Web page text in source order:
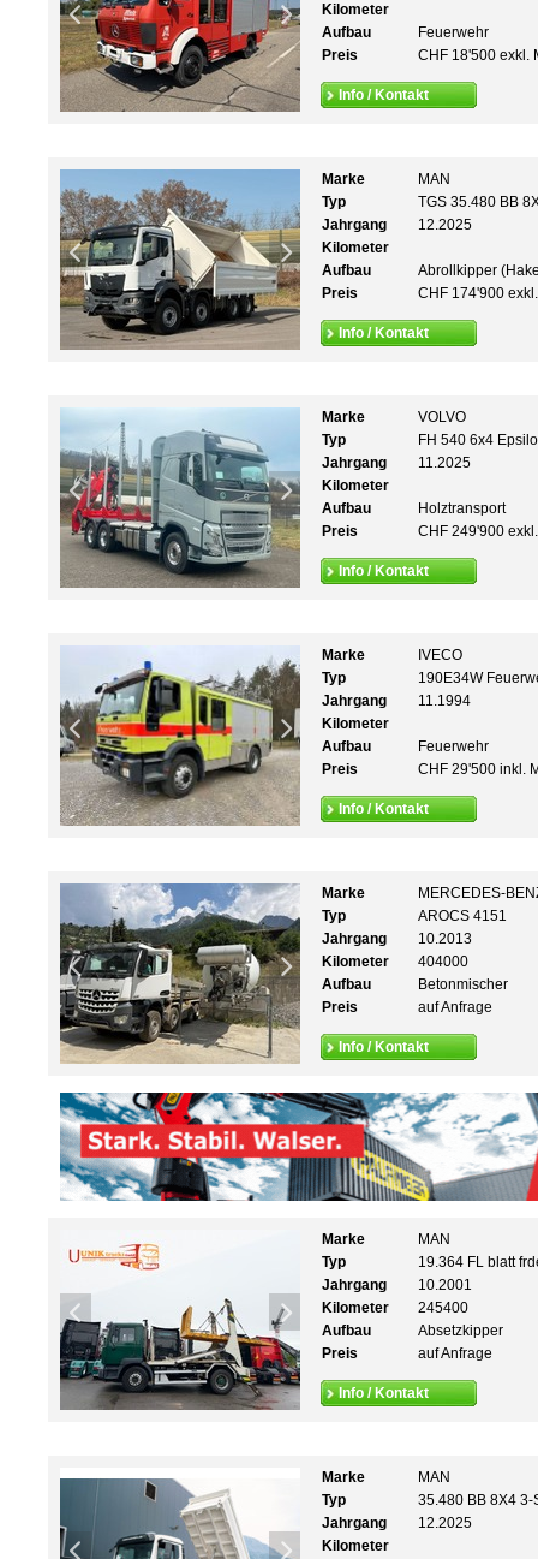
Kilometer
Aufbau
Feuerwehr
Preis
CHF 18'500 exkl.
Info / Kontakt
Marke
MAN
Typ
TGS 35.480 BB
Jahrgang
12.2025
Kilometer
Aufbau
Abrollkipper
Preis
CHF 174'900
Info / Kontakt
Marke
VOLVO
Typ
FH 540 6x4
Jahrgang
11.2025
Kilometer
Aufbau
Holztransport
Preis
CHF 249'900
Info / Kontakt
Marke
IVECO
Typ
190E34W
Jahrgang
11.1994
Kilometer
Aufbau
Feuerwehr
Preis
CHF 29'500 inkl.
Info / Kontakt
Marke
MERCEDES-
Typ
AROCS 4151
Jahrgang
10.2013
Kilometer
404000
Aufbau
Betonmischer
Preis
auf Anfrage
Info / Kontakt
Marke
MAN
Typ
19.364 FL blatt
Jahrgang
10.2001
Kilometer
245400
Aufbau
Absetzkipper
Preis
auf Anfrage
Info / Kontakt
Marke
MAN
Typ
35.480 BB 8X4
Jahrgang
12.2025
Kilometer